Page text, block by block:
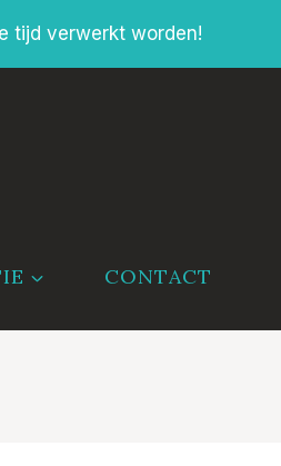
tijd verwerkt worden!
CONTACT